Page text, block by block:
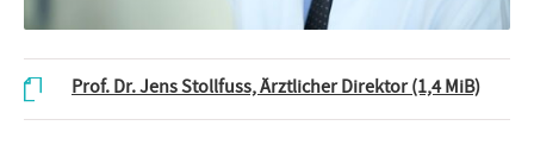
Prof. Dr. Jens Stollfuss, Ärztlicher Direktor(1,4 MiB)